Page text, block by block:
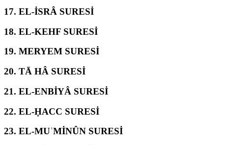
17. EL-İSRÂ SURESİ
18. EL-KEHF SURESİ
19. MERYEM SURESİ
20. TĀ HÂ SURESİ
21. EL-ENBİYÂ SURESİ
22. EL-ḤACC SURESİ
23. EL-MUʾMİNÛN SURESİ